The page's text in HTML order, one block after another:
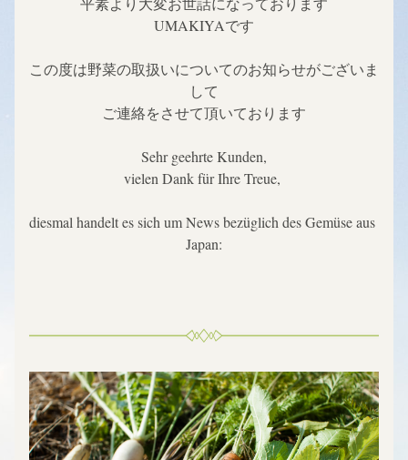
UMAKIYAです
この度は野菜の取扱いについてのお知らせがございま
して
ご連絡をさせて頂いております
Sehr geehrte Kunden,
vielen Dank für Ihre Treue,
diesmal handelt es sich um News bezüglich des Gemüse aus
Japan: